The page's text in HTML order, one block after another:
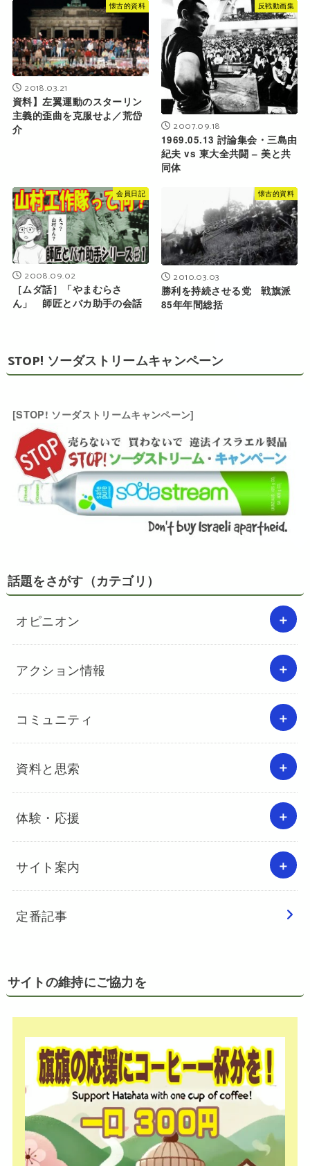
懐古的資料
2018.03.21
資料】左翼運動のスターリン
主義的歪曲を克服せよ／荒岱
介
反戦動画集
2007.09.18
1969.05.13 討論集会・三島由
紀夫 vs 東大全共闘 – 美と共
同体
会員日記
2008.09.02
［ムダ話］「やまむらさ
ん」 師匠とバカ助手の会話
懐古的資料
2010.03.03
勝利を持続させる党 戦旗派
85年年間総括
STOP! ソーダストリームキャンペーン
[STOP! ソーダストリームキャンペーン]
話題をさがす（カテゴリ）
オピニオン
アクション情報
コミュニティ
資料と思索
体験・応援
サイト案内
定番記事
サイトの維持にご協力を